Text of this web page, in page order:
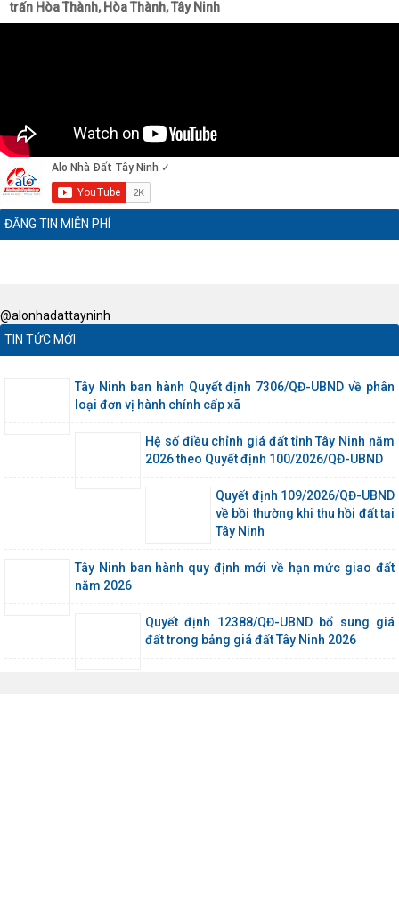
trấn Hòa Thành, Hòa Thành, Tây Ninh
ĐĂNG TIN MIỄN PHÍ
@alonhadattayninh
TIN TỨC MỚI
Tây Ninh ban hành Quyết định 7306/QĐ-UBND về phân
loại đơn vị hành chính cấp xã
Hệ số điều chỉnh giá đất tỉnh Tây Ninh năm
2026 theo Quyết định 100/2026/QĐ-UBND
Quyết định 109/2026/QĐ-UBND
về bồi thường khi thu hồi đất tại
Tây Ninh
Tây Ninh ban hành quy định mới về hạn mức giao đất
năm 2026
Quyết định 12388/QĐ-UBND bổ sung giá
đất trong bảng giá đất Tây Ninh 2026